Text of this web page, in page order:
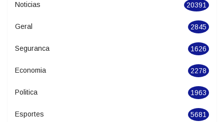
Noticias 20391
Geral 2845
Seguranca 1626
Economia 2278
Politica 1963
Esportes 5681